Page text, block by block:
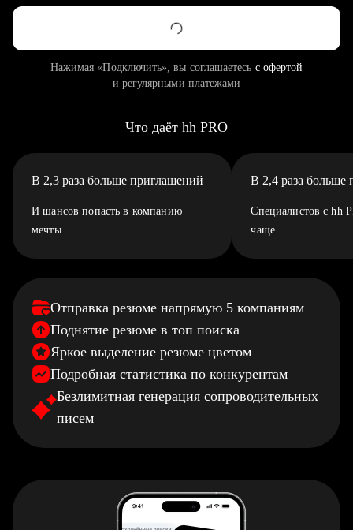
Нажимая «Подключить», вы соглашаетесь с офертой
и регулярными платежами
Что даёт hh PRO
В 2,3 раза больше приглашений
И шансов попасть в компанию
мечты
В 2,4 раза больше
Специалистов с hh
чаще
Отправка резюме напрямую 5 компаниям
Поднятие резюме в топ поиска
Яркое выделение резюме цветом
Подробная статистика по конкурентам
Безлимитная генерация сопроводительных
писем